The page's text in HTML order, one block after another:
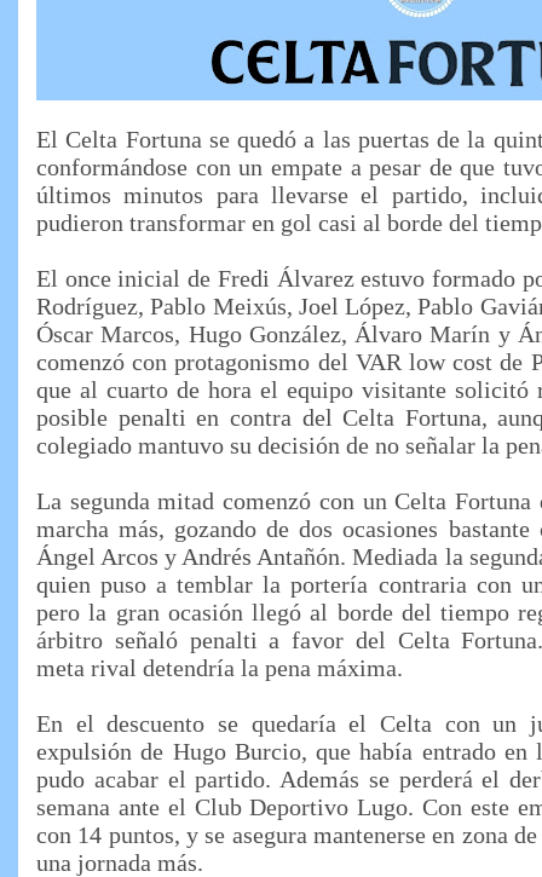
El Celta Fortuna se quedó a las puertas de la
conformándose con un empate a pesar de que
últimos minutos para llevarse el partido,
pudieron transformar en gol casi al borde del
El once inicial de Fredi Álvarez estuvo formado
Rodríguez, Pablo Meixús, Joel López, Pablo
Óscar Marcos, Hugo González, Álvaro Marín y
comenzó con protagonismo del VAR low cost de
que al cuarto de hora el equipo visitante solicitó
posible penalti en contra del Celta Fortuna,
colegiado mantuvo su decisión de no señalar la
La segunda mitad comenzó con un Celta Fortuna
marcha más, gozando de dos ocasiones
Ángel Arcos y Andrés Antañón. Mediada la
quien puso a temblar la portería contraria con
pero la gran ocasión llegó al borde del tiempo
árbitro señaló penalti a favor del Celta
meta rival detendría la pena máxima.
En el descuento se quedaría el Celta con un
expulsión de Hugo Burcio, que había entrado en
pudo acabar el partido. Además se perderá el
semana ante el Club Deportivo Lugo. Con este
con 14 puntos, y se asegura mantenerse en zona
una jornada más.